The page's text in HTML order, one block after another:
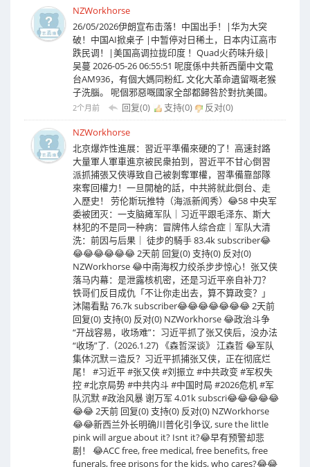
NZWorkhorse
26/05/2026伊朗宣布击落！中国出手！|华为大突
破！中国AI掀桌子 |中暂停对日稀土，日本内讧高市
跌民调！|美国高调拉拢印度 ！Quad火药味升级|
吴蔓 2026-05-26 06:55:51 呢度係中共新西蘭中文電
台AM936，有個大媽同粉紅, 文化大革命遺留嘅老猴
子洗腦。 呢個邪惡嘅國家全部都歸咎於對抗美國。
2个月前 回复(0) 支持(0) 反对(0)
NZWorkhorse
北京爆炸性進展：習近平準備來硬的了！高速封路
大量軍人軍車進京被民衆拍到，習近平不甘心倒習
派抓捕張又俠導致自己被剝奪軍權，習準備靠部隊
來奪回權力！一旦開槍的話，中共將就此倒台、走
入歷史！ 劳伦斯玩推特（海派新闻秀）😂58 中央军
委被团灭：一支脑瘫军队｜习近平跟毛泽东、斯大
林犯的不是同一种病：冒牌伟人综合症｜军队大清
洗：前因与后果｜ 徒步的騎手 83.4k subscriber😂
😂😂😂😂😂😂 2天前 回复(0) 支持(0) 反对(0)
NZWorkhorse 😂中南海权力绞杀步步惊心！张又侠
落马内幕：是泄露核机密，还是习近平亲自补刀？
铁哥们反目成仇「不让你走出去，算不算政变？」
沐陽看點 76.7k subscriber😂😂😂😂😂😂😂 2天前
回复(0) 支持(0) 反对(0) NZWorkhorse 😂政治斗争
“开战容易，收场难”：习近平抓了张又侠后，没办法
“收场”了.（2026.1.27) 《森哲深谈》 江森哲 😂军队
集体沉默＝造反？习近平抓捕张又侠，正在彻底烂
尾！ #习近平 #张又侠 #刘振立 #中共政变 #军权失
控 #北京局势 #中共内斗 #中国时局 #2026危机 #军
队沉默 #政治风暴 谢万军 4.01k subscri😂😂😂😂😂
😂😂 2天前 回复(0) 支持(0) 反对(0) NZWorkhorse
😂😂新西兰外长明确川普化引争议, sure the little
pink will argue about it? Isnt it?😂早有预警却悲
剧！ 😂ACC free, free medical, free benefits, free
funerals, free prisons for the kids, who cares?😂😂